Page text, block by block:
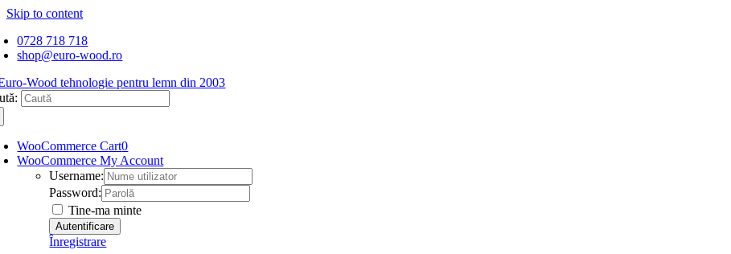
Skip to content
0728 718 718
shop@euro-wood.ro
WooCommerce Cart0
WooCommerce My Account
Username:
Password:
Tine-ma minte
Înregistrare